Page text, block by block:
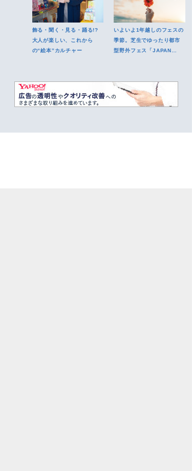
飾る・聞く・見る・踊る!?
大人が楽しい、これから
の“絵本”カルチャー
いよいよ1年越しのフェスの
季節。芝生でゆったり都市
型野外フェス「JAPAN